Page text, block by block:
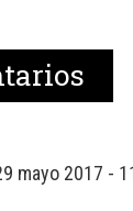
mayo 2017 -